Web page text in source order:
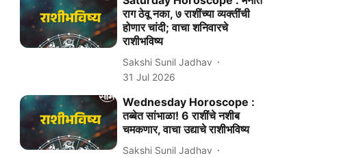
राग ठेवू नका, ७ राशींच्या व्यक्तींची
होणार चांदी; वाचा शनिवारचे
राशीभविष्य
Sakshi Sunil Jadhav
31 Jul 2026
Wednesday Horoscope :
तब्बेत सांभाळा! 6 राशींचे नशीब
चमकणार, वाचा उद्याचे राशीभविष्य
Sakshi Sunil Jadhav